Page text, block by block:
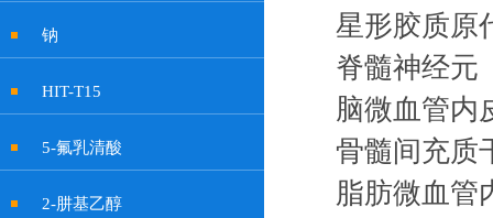
钠
HIT-T15
5-氟乳清酸
2-肼基乙醇
星形胶质原
脊髓神经元
脑微血管内
骨髓间充质
脂肪微血管